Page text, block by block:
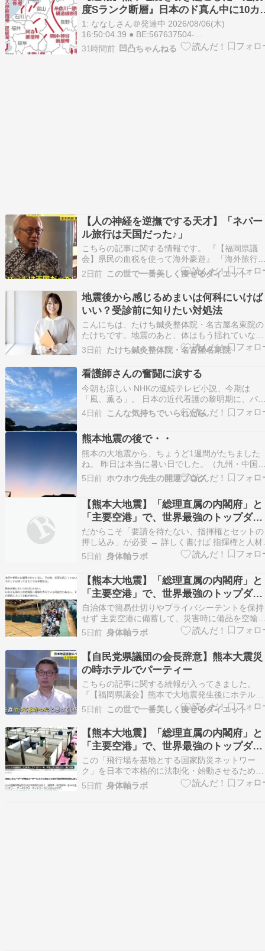
終えたとい…
度Sランク断層』日本のド真ん中に10カ
もあると判明
1: ななしさん＠発達中 2026/08/06(木)
16:50:04.39 ● BE:567637504-
PLT(56555)ID:Ha+jax6R0 中部各地に危険度「S
ンク」断層帯 専門家「南海トラフだけでなく直
31時間前 凹凸ちゃんねる
【人の神経を逆撫でする天才】「ネパー
ル旅行は天国だった♪」
こちらの記事に関する情報です。 『【福岡県議
会】県民の血税を使って海外豪遊』 「海外旅行
続けます･･･あ、海外活動です」県議会のハワイ
察で1泊11万円のリゾートホテル 会見でまさかの
言い間違え 議長が釈明も「海外視察は続ける」
ameblo.jp 『【福岡県議会】熊本で大…
2日前 この世で一番美しく痩せるダイエット
地震後から感じるめまいは何科にいけば
いい？受診前に知りたい対処法
こんにちは、たけち鍼灸整体院・名古屋名東院の
たけちです。地震のあと、体はもう揺れていない
はずなのに、ふわふわとした感覚やふらつきが続
いて困っている、という声を最近よくお聞きしま
す。 「これって病院に行った方がいいのかな、
れとも様子を見ていいのかな」と迷う方はとても
多いです。今…
3日前 たけち鍼灸整体院・名古屋名東院
看護師さんの奮闘に涙する
今朝も涼しい NHKの連続テレビ小説、今期は
「風、薫る」。 日本の近代看護の黎明期に、パ
オニアとして活躍した二人の女性が主人公となっ
ていて、時代背景も含め、毎日目が離せない。
スマホで視聴している。 今週は、赤痢が流行し
その封じ込…
4日前 こんな気持ちでいられたら
熊本地震の後で・・
熊本の大地震から、ちょうど1週間がたちました
ね。 昨日は本当に暑い日でした。（九州・中国
四国・近畿の西日本で高温を記録）昨日は、午後
２時２４分に熊本市で４０.３℃を観測。熊本市
本のみなさんは後片づけと、「暑さ」との闘いに
もなってき…
5日前 ホウホウ先生の開運ブログ
【熊本大地震】「総理直属の内閣府」と
「主要空港」で、世界最強のトップダウ
ン防災グランドデザインを構築する 終
だからこそ「要請を待たない、指揮権とセットの
押し込み」が必要 → 詳しく書けば 指揮権と人材
(荷下ろし・設営・運営)と物資セットの押し込み
すね 行政は窓口対応に専念おっしゃる通りです
「指揮権」と「物資」だけを送り込んでも、現場
でそれを動かす「人手（実動部隊や物流の専門
家）」が…
5日前 身体軸ラボ
【熊本大地震】「総理直属の内閣府」と
「主要空港」で、世界最強のトップダウ
ン防災グランドデザインを構築する 6
自治体で簡易仕切りやプライバシーテントを保持
せず 主要空港に備蓄して、災害時に備品を空輸
ッシュしていけばよいまさにその通りです。予算
も人手も保管スペースもない地方自治体に「間仕
切りやベッドを平時から備蓄しておけ」と求める
こと自体が、そもそも日本の少子高齢化・過疎化
の現状（現実）…
5日前 身体軸ラボ
【自民党県議団の会長辞意】熊本大震災
の時ホテルでパーティー
こちらの記事に関する続報が入ってきました。
『【福岡県議会】熊本で大地震発生後にホテルで
パーティー』 金銭授受疑惑”で揺れる福岡県議会
自民会長が政治資金パーティー開催 震度7熊本地
発生も予定通り【福岡発】 福岡県議会の正副議
のポストを巡る金銭授受疑…ameblo.jp 【…
5日前 この世で一番美しく痩せるダイエット
【熊本大地震】「総理直属の内閣府」と
「主要空港」で、世界最強のトップダウ
ン防災グランドデザインを構築する 5
この「飛行場を基地とする国家防災ネットワー
ク」を日本で本格的に法制化・始動させるため
に、まずは政府内に「防災省」のような一元化さ
れた強い省庁を新設すべきだと思いますか？それ
5日前 身体軸ラボ